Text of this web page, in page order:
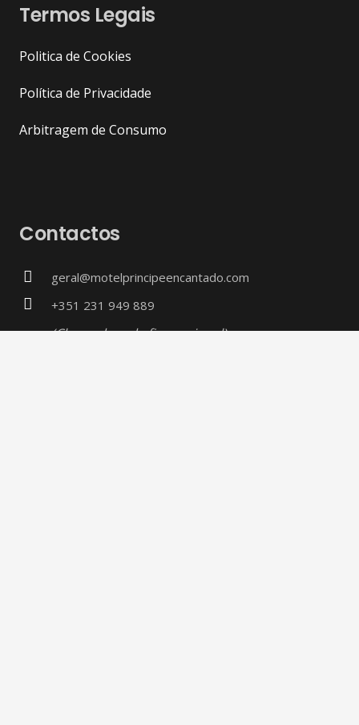
Termos Legais
Politica de Cookies
Política de Privacidade
Arbitragem de Consumo
Contactos
geral@motelprincipeencantado.com
+351 231 949 889
(Chamada rede fixa nacional)